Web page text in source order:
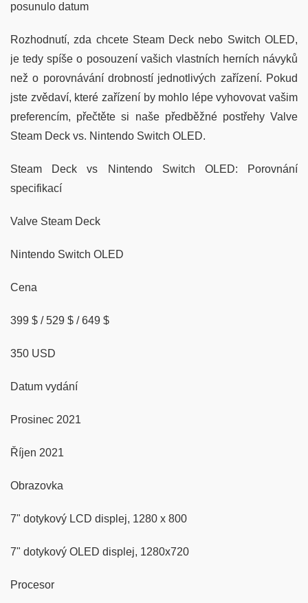
posunulo datum
Rozhodnutí, zda chcete Steam Deck nebo Switch OLED,
je tedy spíše o posouzení vašich vlastních herních návyků
než o porovnávání drobností jednotlivých zařízení. Pokud
jste zvědaví, které zařízení by mohlo lépe vyhovovat vašim
preferencím, přečtěte si naše předběžné postřehy Valve
Steam Deck vs. Nintendo Switch OLED.
Steam Deck vs Nintendo Switch OLED: Porovnání
specifikací
Valve Steam Deck
Nintendo Switch OLED
Cena
399 $ / 529 $ / 649 $
350 USD
Datum vydání
Prosinec 2021
Říjen 2021
Obrazovka
7" dotykový LCD displej, 1280 x 800
7" dotykový OLED displej, 1280x720
Procesor